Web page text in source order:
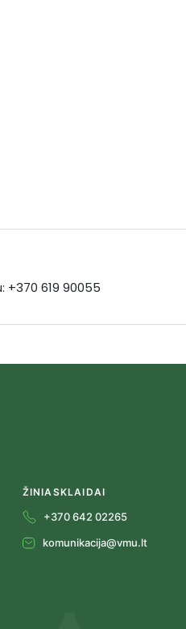
+370 619 90055
ŽINIASKLAIDAI
+370 642 02265
komunikacija@vmu.lt